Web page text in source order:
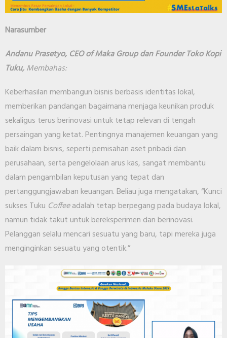
Narasumber
Andanu Prasetyo, CEO of Maka Group dan Founder Toko Kopi
Tuku,Membahas:
Keberhasilan membangun bisnis berbasis identitas lokal,
memberikan pandangan bagaimana menjaga keunikan produk
sekaligus terus berinovasi untuk tetap relevan di tengah
persaingan yang ketat. Pentingnya manajemen keuangan yang
baik dalam bisnis, seperti pemisahan aset pribadi dan
perusahaan, serta pengelolaan arus kas, sangat membantu
dalam pengambilan keputusan yang tepat dan
pertanggungjawaban keuangan. Beliau juga mengatakan, “Kunci
sukses Tuku Coffeeadalah tetap berpegang pada budaya lokal,
namun tidak takut untuk bereksperimen dan berinovasi.
Pelanggan selalu mencari sesuatu yang baru, tapi mereka juga
menginginkan sesuatu yang otentik.”